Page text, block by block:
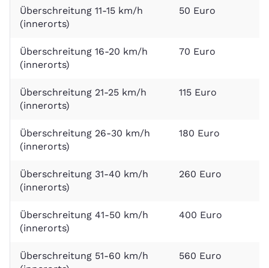
Überschreitung 11-15 km/h
(innerorts)
50 Euro
Überschreitung 16-20 km/h
(innerorts)
70 Euro
Überschreitung 21-25 km/h
(innerorts)
115 Euro
Überschreitung 26-30 km/h
(innerorts)
180 Euro
Überschreitung 31-40 km/h
(innerorts)
260 Euro
Überschreitung 41-50 km/h
(innerorts)
400 Euro
Überschreitung 51-60 km/h
560 Euro